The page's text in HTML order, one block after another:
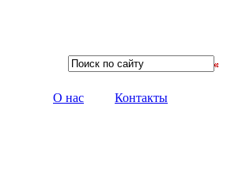
О нас
Контакты